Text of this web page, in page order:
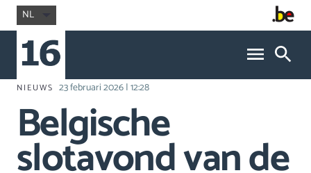
NL
NIEUWS 23 februari 2026 | 12:28
Belgische
slotavond van de